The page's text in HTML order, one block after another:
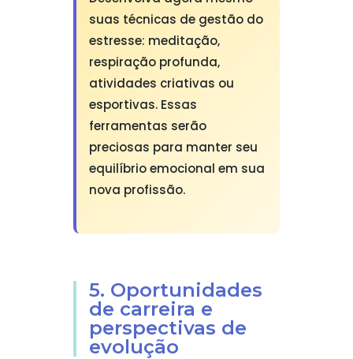
suas técnicas de gestão do
estresse: meditação,
respiração profunda,
atividades criativas ou
esportivas. Essas
ferramentas serão
preciosas para manter seu
equilíbrio emocional em sua
nova profissão.
5. Oportunidades
de carreira e
perspectivas de
evolução